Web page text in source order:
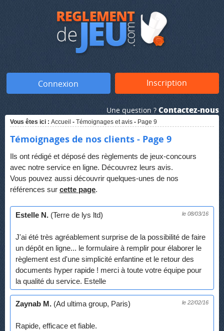
Inscription
Connexion
Une question ? Contactez-nous
Vous êtes ici : Accueil - Témoignages et avis - Page 9
Témoignages de nos clients - Page 9
Ils ont rédigé et déposé des règlements de jeux-concours
avec notre service en ligne. Découvrez leurs avis.
Vous pouvez aussi découvrir quelques-unes de nos
références sur cette page.
Estelle N. (Terre de lys ltd) le 08/03/16
J'ai été très agréablement surprise de la possibilité de faire
un dépôt en ligne... le formulaire à remplir pour élaborer le
règlement est d'une simplicité enfantine et le retour des
documents hyper rapide ! merci à toute votre équipe pour
la qualité du service. Estelle
Zaynab M. (Ad ultima group, Paris) le 22/02/16
Rapide, efficace et fiable.